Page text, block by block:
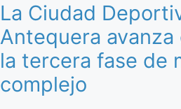
La Ciudad
Antequera
la tercera fase de
complejo